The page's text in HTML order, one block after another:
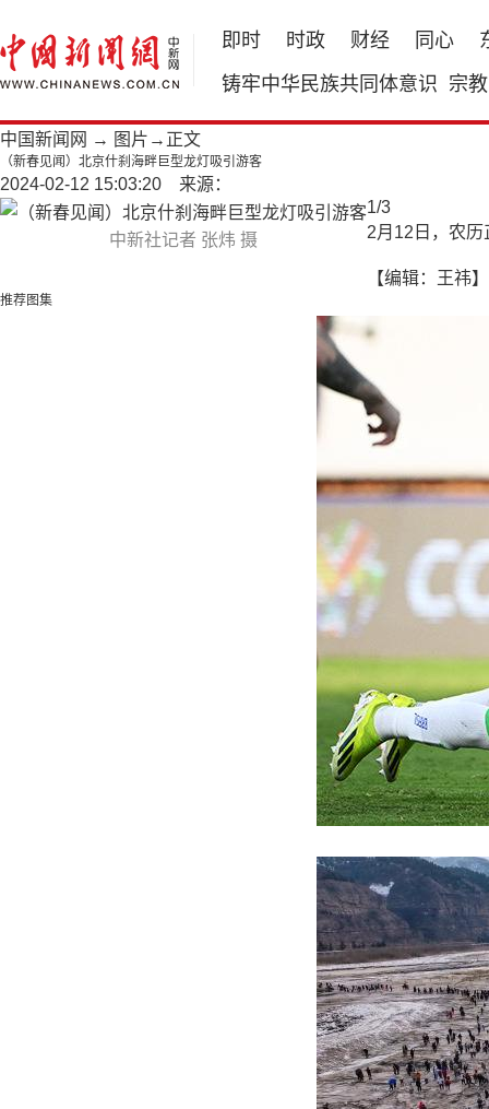
即时 时政 财经 同心
铸牢中华民族共同体意识 宗教
中国新闻网 → 图片 →正文
（新春见闻）北京什刹海畔巨型龙灯吸引游客
2024-02-12 15:03:20 来源：
中新社记者 张炜 摄
1/3
2月12日，农历
【编辑：王祎】
推荐图集